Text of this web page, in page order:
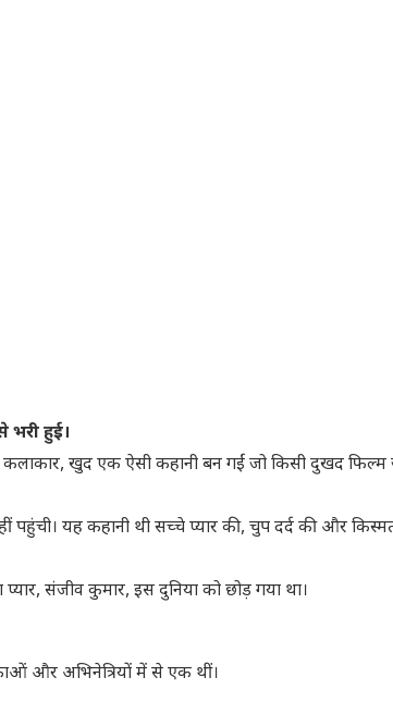
हुई।
कलाकार, खुद एक ऐसी कहानी बन गईं जो किसी दुखद फिल्म
यह कहानी थी सच्चे प्यार की, चुप दर्द की और
संजीव कुमार, इस दुनिया को छोड़ गया था।
और अभिनेत्रियों में से एक थीं।